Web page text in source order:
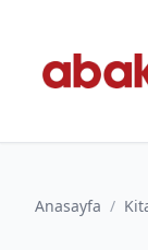
Anasayfa /